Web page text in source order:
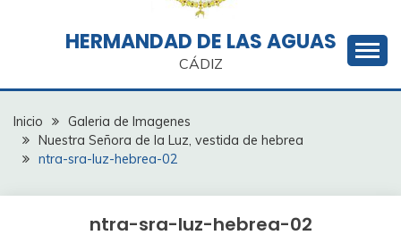
HERMANDAD DE LAS AGUAS
CÁDIZ
Inicio
Galeria de Imagenes
Nuestra Señora de la Luz, vestida de hebrea
ntra-sra-luz-hebrea-02
ntra-sra-luz-hebrea-02